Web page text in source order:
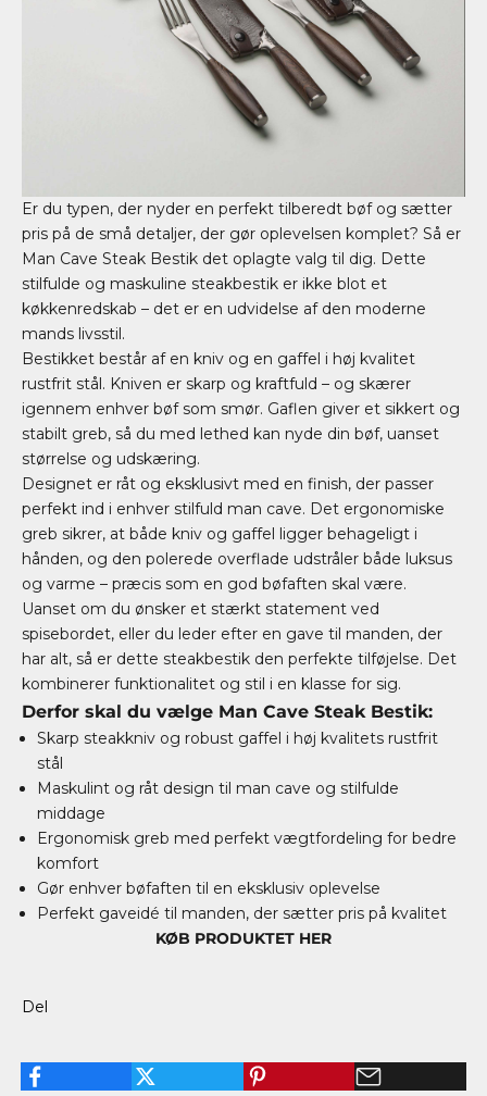
Er du typen, der nyder en perfekt tilberedt bøf og sætter
pris på de små detaljer, der gør oplevelsen komplet? Så er
Man Cave Steak Bestik det oplagte valg til dig. Dette
stilfulde og maskuline steakbestik er ikke blot et
køkkenredskab – det er en udvidelse af den moderne
mands livsstil.
Bestikket består af en kniv og en gaffel i høj kvalitet
rustfrit stål. Kniven er skarp og kraftfuld – og skærer
igennem enhver bøf som smør. Gaflen giver et sikkert og
stabilt greb, så du med lethed kan nyde din bøf, uanset
størrelse og udskæring.
Designet er råt og eksklusivt med en finish, der passer
perfekt ind i enhver stilfuld man cave. Det ergonomiske
greb sikrer, at både kniv og gaffel ligger behageligt i
hånden, og den polerede overflade udstråler både luksus
og varme – præcis som en god bøfaften skal være.
Uanset om du ønsker et stærkt statement ved
spisebordet, eller du leder efter en gave til manden, der
har alt, så er dette steakbestik den perfekte tilføjelse. Det
kombinerer funktionalitet og stil i en klasse for sig.
Derfor skal du vælge Man Cave Steak Bestik:
Skarp steakkniv og robust gaffel i høj kvalitets rustfrit
stål
Maskulint og råt design til man cave og stilfulde
middage
Ergonomisk greb med perfekt vægtfordeling for bedre
komfort
Gør enhver bøfaften til en eksklusiv oplevelse
Perfekt gaveidé til manden, der sætter pris på kvalitet
KØB PRODUKTET HER
Del